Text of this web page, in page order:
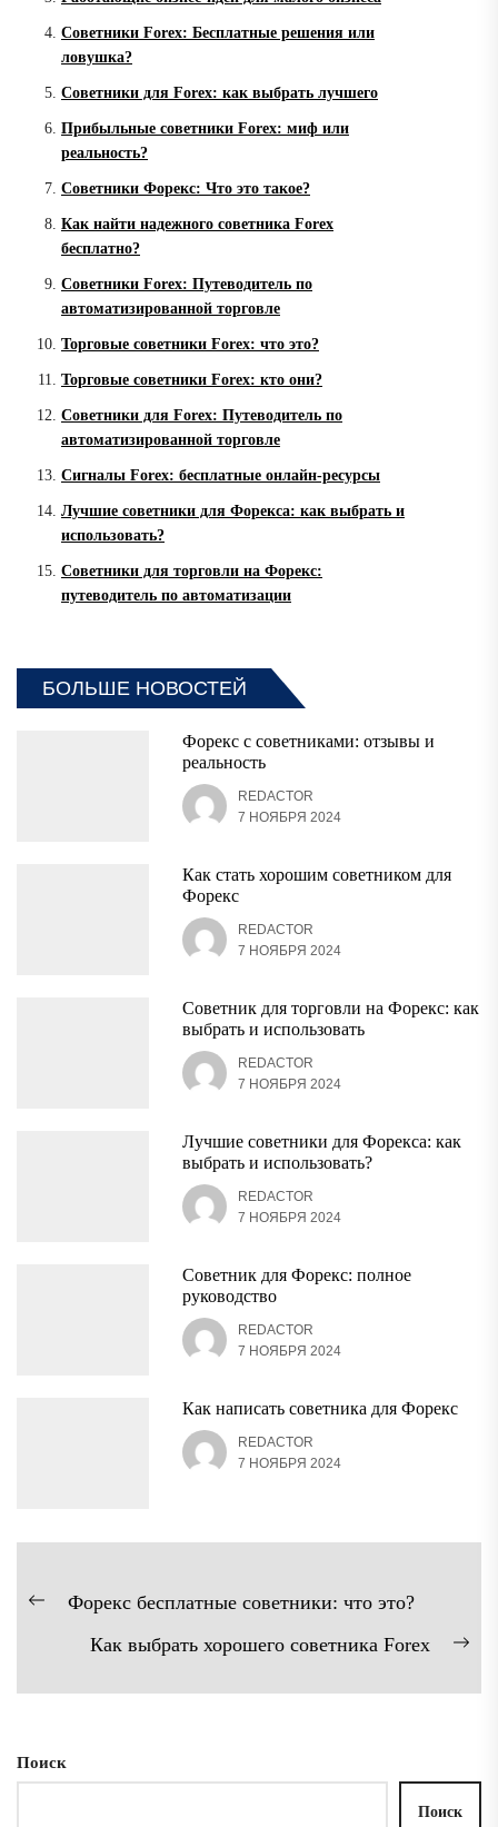
Советники Forex: Бесплатные решения или
ловушка?
Советники для Forex: как выбрать лучшего
Прибыльные советники Forex: миф или
реальность?
Советники Форекс: Что это такое?
Как найти надежного советника Forex
бесплатно?
Советники Forex: Путеводитель по
автоматизированной торговле
Торговые советники Forex: что это?
Торговые советники Forex: кто они?
Советники для Forex: Путеводитель по
автоматизированной торговле
Сигналы Forex: бесплатные онлайн-ресурсы
Лучшие советники для Форекса: как выбрать и
использовать?
Советники для торговли на Форекс:
путеводитель по автоматизации
БОЛЬШЕ НОВОСТЕЙ
Форекс с советниками: отзывы и
реальность
REDACTOR
7 НОЯБРЯ 2024
Как стать хорошим советником для
Форекс
REDACTOR
7 НОЯБРЯ 2024
Советник для торговли на Форекс: как
выбрать и использовать
REDACTOR
7 НОЯБРЯ 2024
Лучшие советники для Форекса: как
выбрать и использовать?
REDACTOR
7 НОЯБРЯ 2024
Советник для Форекс: полное
руководство
REDACTOR
7 НОЯБРЯ 2024
Как написать советника для Форекс
REDACTOR
7 НОЯБРЯ 2024
Навигация
Предыдущая
Форекс бесплатные советники: что это?
Как выбрать хорошего советника Forex
Поиск
Поиск